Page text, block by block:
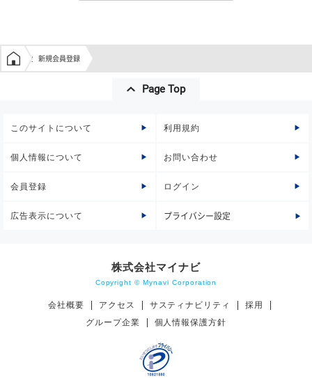
学生の窓口トップ
新規会員登録
Page Top
このサイトについて 利用規約
個人情報について お問い合わせ
会員登録 ログイン
広告表示について プライバシー設定
株式会社マイナビ
Copyright © Mynavi Corporation
会社概要 アクセス サスティナビリティ
採用
グループ企業
個人情報保護方針